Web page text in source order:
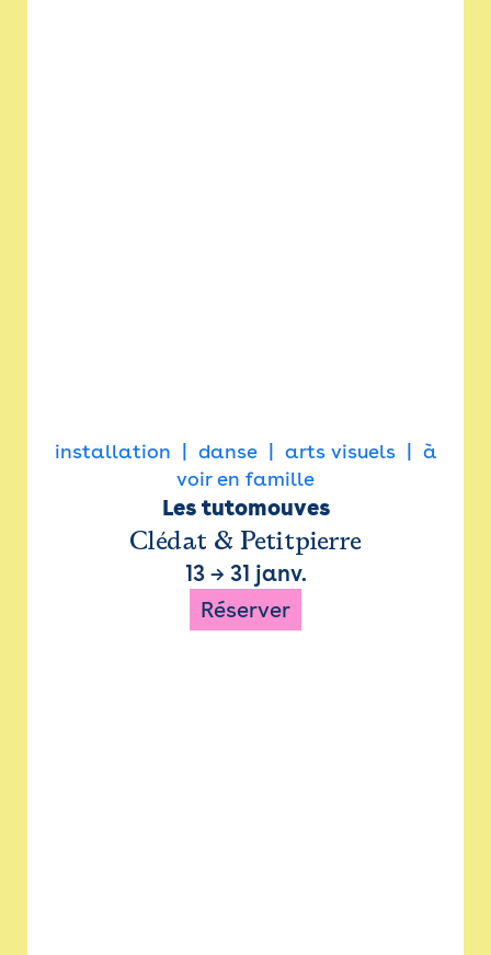
installation danse arts visuels
à
voir en famille
Les tutomouves
Clédat & Petitpierre
13→ 31 janv.
Réserver